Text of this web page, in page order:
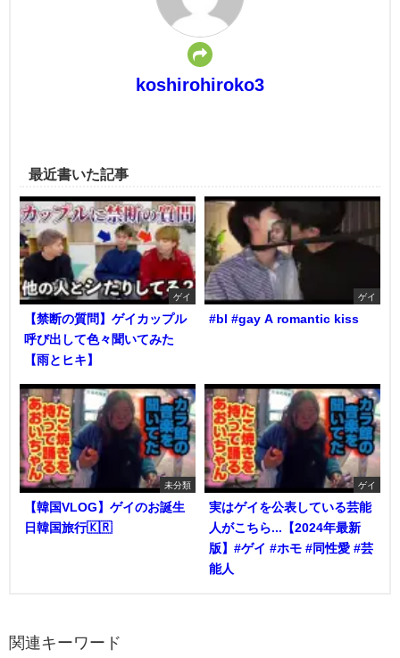
koshirohiroko3
最近書いた記事
ゲイ
【禁断の質問】ゲイカップル
呼び出して色々聞いてみた
【雨とヒキ】
ゲイ
#bl #gay A romantic kiss
未分類
【韓国VLOG】ゲイのお誕生
日韓国旅行🇰🇷
ゲイ
実はゲイを公表している芸能
人がこちら...【2024年最新
版】#ゲイ #ホモ #同性愛 #芸
能人
関連キーワード